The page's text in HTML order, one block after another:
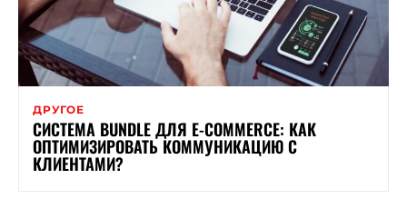
ДРУГОЕ
СИСТЕМА BUNDLE ДЛЯ E-COMMERCE: КАК
ОПТИМИЗИРОВАТЬ КОММУНИКАЦИЮ С
КЛИЕНТАМИ?